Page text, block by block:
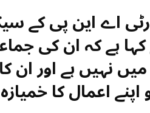
اے این پی کے
کہا ہے کہ ان کی
نہیں ہے اور ان
اعمال کا خمیازہ